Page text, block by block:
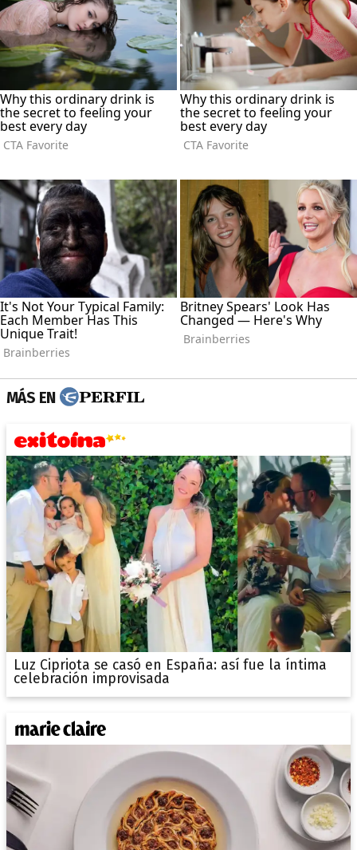
MÁS EN
Luz Cipriota se casó en España: así fue la íntima
celebración improvisada